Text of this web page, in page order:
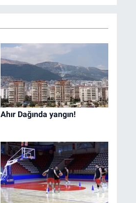
Ahır Dağında yangın!